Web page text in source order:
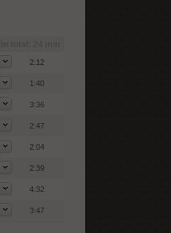
2:12
1:40
3:36
2:47
2:04
2:39
4:32
3:47